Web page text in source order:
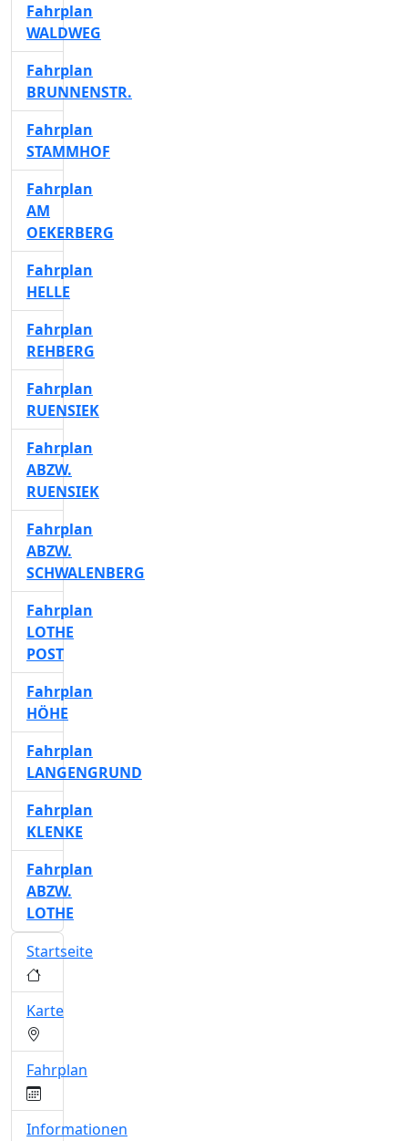
Fahrplan
WALDWEG
Fahrplan
BRUNNENSTR.
Fahrplan
STAMMHOF
Fahrplan
AM
OEKERBERG
Fahrplan
HELLE
Fahrplan
REHBERG
Fahrplan
RUENSIEK
Fahrplan
ABZW.
RUENSIEK
Fahrplan
ABZW.
SCHWALENBERG
Fahrplan
LOTHE
POST
Fahrplan
HÖHE
Fahrplan
LANGENGRUND
Fahrplan
KLENKE
Fahrplan
ABZW.
LOTHE
Startseite
Karte
Fahrplan
Informationen